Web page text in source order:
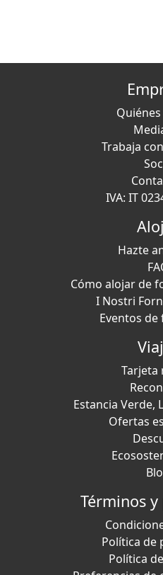
Trabaja
IVA: IT
Hazte
Cómo alojar de
I Nostri
Eventos
Tarjeta
Estancia Verde,
Ofertas
Términos
Política de
Política